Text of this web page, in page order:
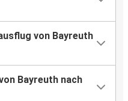
von Bayreuth
Bayreuth nach